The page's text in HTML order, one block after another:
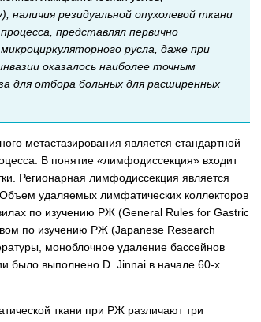
наличия резидуальной опухолевой ткани
представлял первично
русла, даже при
оказалось наиболее точным
для отбора больных для расширенных
метастазирования является стандартной
В понятие «лимфодиссекция» входит
Регионарная лимфодиссекция является
удаляемых лимфатических коллекторов
по изучению РЖ (General Rules for Gastric
по изучению РЖ (Japanese Research
моноблочное удаление бассейнов
было выполнено D. Jinnai в начале 60-х
ткани при РЖ различают три